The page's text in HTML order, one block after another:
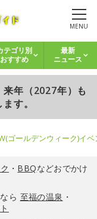
MENU
テゴリ別
おすすめ
最新
ニュース
年（2027年）も
す。
ゴールデンウィーク)イ
・ BBQなどおでかけ
ら 至福の温泉 ・